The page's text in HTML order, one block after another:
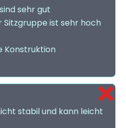
sehr gut
Sitzgruppe ist sehr hoch
Konstruktion
stabil und kann leicht